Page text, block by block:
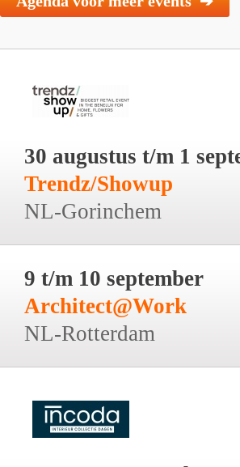
30 augustus t/m 1
Trendz/Showup
NL-Gorinchem
9 t/m 10 september
Architect@Work
NL-Rotterdam